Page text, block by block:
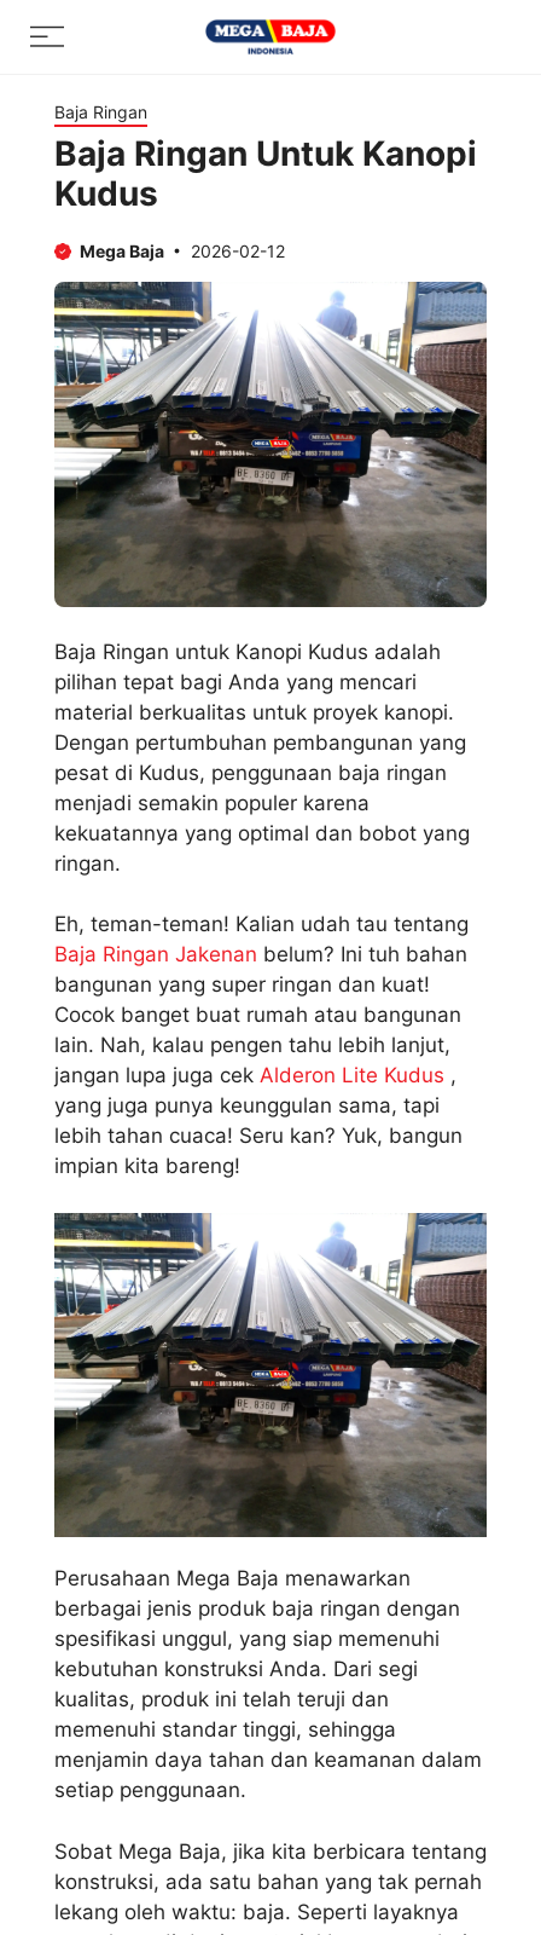
Menu
Baja Ringan
Baja Ringan Untuk Kanopi
Kudus
Mega Baja 2026-02-12
Baja Ringan untuk Kanopi Kudus adalah
pilihan tepat bagi Anda yang mencari
material berkualitas untuk proyek kanopi.
Dengan pertumbuhan pembangunan yang
pesat di Kudus, penggunaan baja ringan
menjadi semakin populer karena
kekuatannya yang optimal dan bobot yang
ringan.
Eh, teman-teman! Kalian udah tau tentang
Baja Ringan Jakenan belum? Ini tuh bahan
bangunan yang super ringan dan kuat!
Cocok banget buat rumah atau bangunan
lain. Nah, kalau pengen tahu lebih lanjut,
jangan lupa juga cek Alderon Lite Kudus ,
yang juga punya keunggulan sama, tapi
lebih tahan cuaca! Seru kan? Yuk, bangun
impian kita bareng!
Perusahaan Mega Baja menawarkan
berbagai jenis produk baja ringan dengan
spesifikasi unggul, yang siap memenuhi
kebutuhan konstruksi Anda. Dari segi
kualitas, produk ini telah teruji dan
memenuhi standar tinggi, sehingga
menjamin daya tahan dan keamanan dalam
setiap penggunaan.
Sobat Mega Baja, jika kita berbicara tentang
konstruksi, ada satu bahan yang tak pernah
lekang oleh waktu: baja. Seperti layaknya